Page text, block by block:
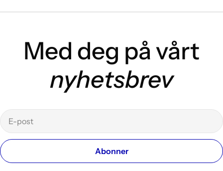
Med deg på vårt
nyhetsbrev
E-
post
Abonner